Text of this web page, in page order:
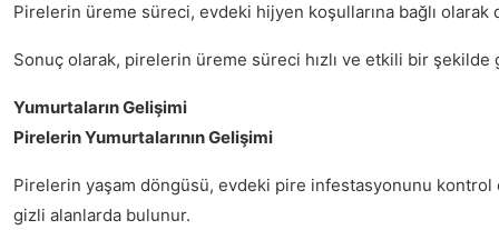
Pirelerin üreme süreci, evdeki hijyen koşullarına bağlı
Sonuç olarak, pirelerin üreme süreci hızlı ve etkili bir
Yumurtaların Gelişimi
Pirelerin Yumurtalarının Gelişimi
Pirelerin yaşam döngüsü, evdeki pire infestasyonunu
gizli alanlarda bulunur.